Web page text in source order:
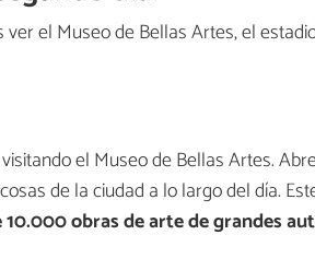
el Museo de Bellas Artes, el
el Museo de Bellas Artes.
de la ciudad a lo largo del día.
10.000 obras de arte de grandes